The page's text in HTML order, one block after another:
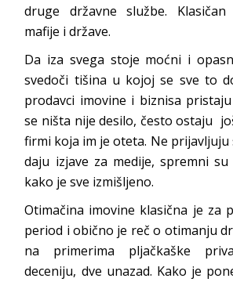
druge državne službe.
mafije i države.
Da iza svega stoje moćni i
svedoči tišina u kojoj se sve to
prodavci imovine i biznisa
se ništa nije desilo, često ostaju
firmi koja im je oteta. Ne prijavljuju
daju izjave za medije, spremni su
kako je sve izmišljeno.
Otimačina imovine klasična je za
period i obično je reč o otimanju
na primerima pljačkaške
deceniju, dve unazad. Kako je